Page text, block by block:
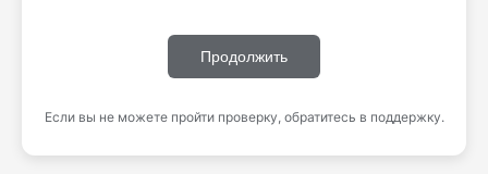
Продолжить
Если вы не можете пройти проверку, обратитесь в поддержку.